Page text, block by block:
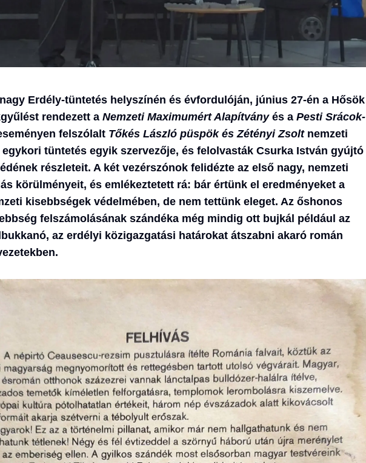
Erdély-tüntetés helyszínén és évfordulóján, június 27-én a Hősök
rendezett a Nemzeti Maximumért Alapítványés a Pesti Srácok-
felszólalt Tőkés László püspök és Zétényi Zsolt nemzeti
egykori tüntetés egyik szervezője, és felolvasták Csurka István gyújtó
részleteit. A két vezérszónok felidézte az első nagy, nemzeti
körülményeit, és emlékeztetett rá: bár értünk el eredményeket a
kisebbségek védelmében, de nem tettünk eleget. Az őshonos
felszámolásának szándéka még mindig ott bujkál például az
az erdélyi közigazgatási határokat átszabni akaró román